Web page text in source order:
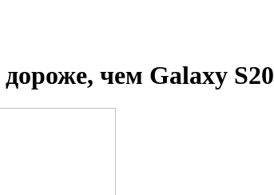
чем Galaxy S20